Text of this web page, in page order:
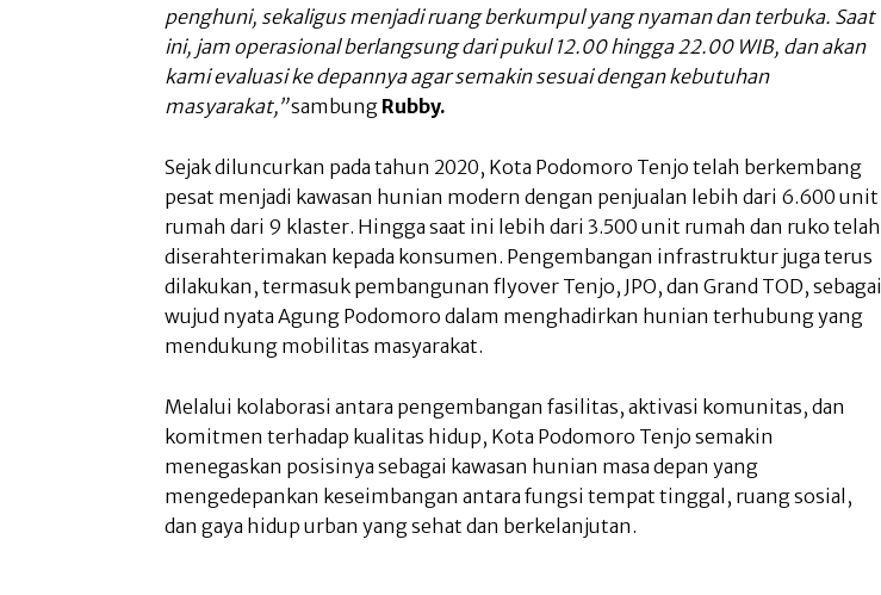
penghuni, sekaligus menjadi ruang berkumpul yang nyaman dan terbuka. Saat
ini, jam operasional berlangsung dari pukul 12.00 hingga 22.00 WIB, dan akan
kami evaluasi ke depannya agar semakin sesuai dengan kebutuhan
masyarakat,”sambung Rubby.
Sejak diluncurkan pada tahun 2020, Kota Podomoro Tenjo telah berkembang
pesat menjadi kawasan hunian modern dengan penjualan lebih dari 6.600 unit
rumah dari 9 klaster. Hingga saat ini lebih dari 3.500 unit rumah dan ruko telah
diserahterimakan kepada konsumen. Pengembangan infrastruktur juga terus
dilakukan, termasuk pembangunan flyover Tenjo, JPO, dan Grand TOD, sebagai
wujud nyata Agung Podomoro dalam menghadirkan hunian terhubung yang
mendukung mobilitas masyarakat.
Melalui kolaborasi antara pengembangan fasilitas, aktivasi komunitas, dan
komitmen terhadap kualitas hidup, Kota Podomoro Tenjo semakin
menegaskan posisinya sebagai kawasan hunian masa depan yang
mengedepankan keseimbangan antara fungsi tempat tinggal, ruang sosial,
dan gaya hidup urban yang sehat dan berkelanjutan.